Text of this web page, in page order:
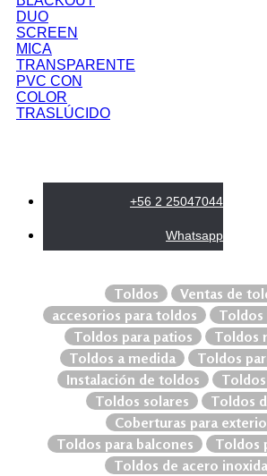
DUO
SCREEN
MICA
TRANSPARENTE
PVC CON
COLOR
TRASLÚCIDO
+56 2 25047044
Whatsapp
Toldos
Ventas de
accesorios para toldos
Toldos
Toldos para patios
Toldos
Toldos a medida
Toldos
Instalación de toldos
Toldos solares
Toldos
Coberturas para
Toldos para balcones
Toldos
Toldos de acero